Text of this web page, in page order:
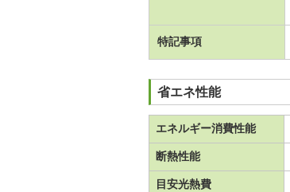
特記事項
省エネ性能
エネルギー消費性能
断熱性能
目安光熱費